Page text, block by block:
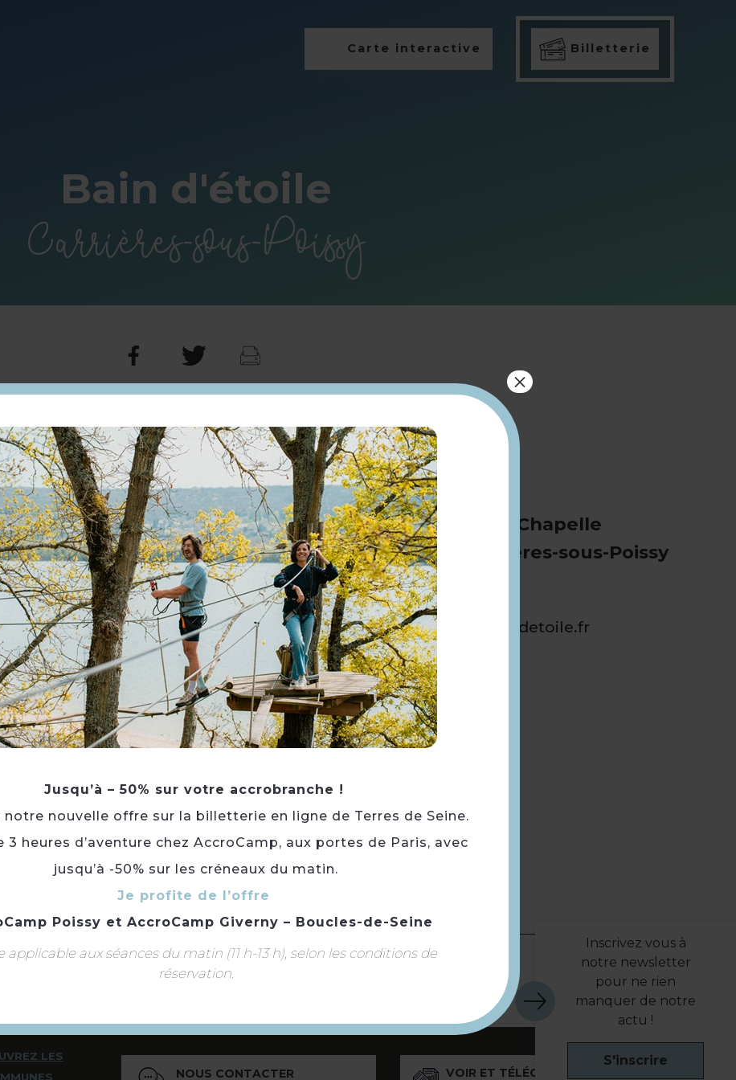
Carte interactive Billetterie
Bain d'étoile
Carrières-sous-Poissy
4 Rue de la Chapelle
78955 Carrières-sous-Poissy
06 60 02 24 92
contact@baindetoile.fr
baindetoile.fr
Twitter
à la sélection
Inscrivez vous à
notre newsletter
pour ne rien
manquer de notre
actu !
S'inscrire
LES
Suivez-nous
NOUS CONTACTER VOIR ET TÉLÉCHARGER NOS
Jusqu’à – 50% sur votre accrobranche !
notre nouvelle offre sur la billetterie en ligne de Terres de Seine.
3 heures d’aventure chez AccroCamp, aux portes de Paris, avec
jusqu’à -50% sur les créneaux du matin.
Je profite de l’offre
Poissy et AccroCamp Giverny – Boucles-de-Seine
applicable aux séances du matin (11 h-13 h), selon les conditions de
réservation.
×